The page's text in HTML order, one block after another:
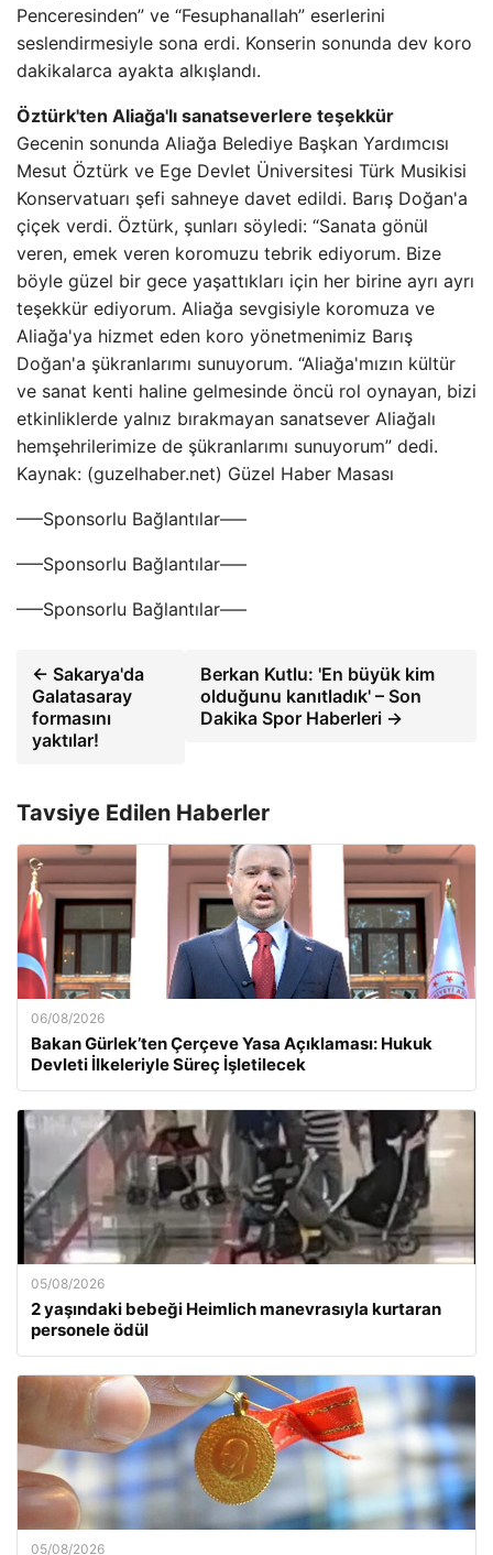
Penceresinden” ve “Fesuphanallah” eserlerini
seslendirmesiyle sona erdi. Konserin sonunda dev koro
dakikalarca ayakta alkışlandı.
Öztürk'ten Aliağa'lı sanatseverlere teşekkür
Gecenin sonunda Aliağa Belediye Başkan Yardımcısı
Mesut Öztürk ve Ege Devlet Üniversitesi Türk Musikisi
Konservatuarı şefi sahneye davet edildi. Barış Doğan'a
çiçek verdi. Öztürk, şunları söyledi: “Sanata gönül
veren, emek veren koromuzu tebrik ediyorum. Bize
böyle güzel bir gece yaşattıkları için her birine ayrı ayrı
teşekkür ediyorum. Aliağa sevgisiyle koromuza ve
Aliağa'ya hizmet eden koro yönetmenimiz Barış
Doğan'a şükranlarımı sunuyorum. “Aliağa'mızın kültür
ve sanat kenti haline gelmesinde öncü rol oynayan, bizi
etkinliklerde yalnız bırakmayan sanatsever Aliağalı
hemşehrilerimize de şükranlarımı sunuyorum” dedi.
Kaynak: (guzelhaber.net) Güzel Haber Masası
—–Sponsorlu Bağlantılar—–
—–Sponsorlu Bağlantılar—–
—–Sponsorlu Bağlantılar—–
← Sakarya'da
Galatasaray
formasını
yaktılar!
Berkan Kutlu: 'En büyük kim
olduğunu kanıtladık' – Son
Dakika Spor Haberleri →
Tavsiye Edilen Haberler
06/08/2026
Bakan Gürlek’ten Çerçeve Yasa Açıklaması: Hukuk
Devleti İlkeleriyle Süreç İşletilecek
05/08/2026
2 yaşındaki bebeği Heimlich manevrasıyla kurtaran
personele ödül
05/08/2026